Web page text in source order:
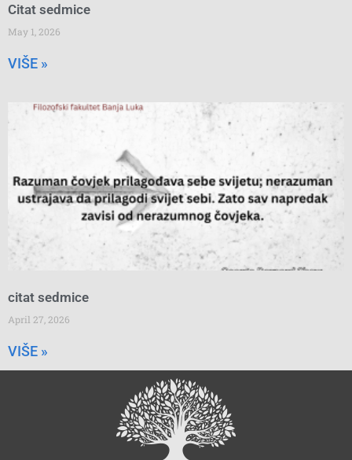
Citat sedmice
May 1, 2026
VIŠE »
citat sedmice
April 27, 2026
VIŠE »